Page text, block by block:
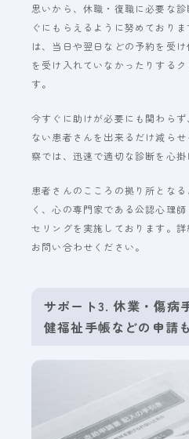
思いから、休職・復職に必要な
ぐにもらえるように努めており
は、当日や翌日などの予約を受
を受け入れていなかったりする
す。
今すぐに助けが必要にも関わら
ない患者さんを出来るだけ減ら
察では、迅速で適切な診断を心掛
患者さんのこころの拠り所とな
く、心の専門家である公認心理
セリングを実施しております。
お問い合わせください。
サポート3. 休業・傷病
健福祉手帳などの申請